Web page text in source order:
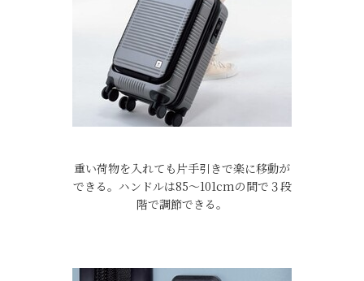
重い荷物を入れても片手引きで楽に移動が
できる。ハンドルは85〜101cmの間で３段
階で調節できる。